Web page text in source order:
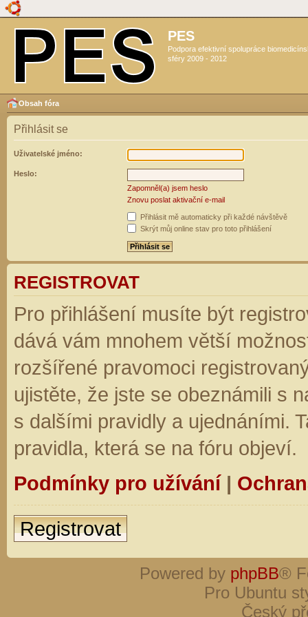
PES
Podpora efektivní spolupráce
sféry 2009 - 2012
Obsah fóra
Přihlásit se
Uživatelské jméno:
Heslo:
Zapomněl(a) jsem heslo
Znovu poslat aktivační e-mail
Přihlásit mě automaticky při každé návštěvě
Skrýt můj online stav pro toto přihlášení
REGISTROVAT
Pro přihlášení musíte být
dává vám mnohem větší
rozšířené pravomoci
ujistěte, že jste se obeznámili s
s dalšími pravidly a ujednáními.
pravidla, která se na fóru objeví.
Podmínky pro užívání|
Registrovat
Powered by phpBB®
Pro Ubuntu
Český